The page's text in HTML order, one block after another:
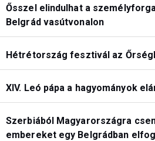
Ősszel elindulhat a
Belgrád vasútvonalon
Hétrétország fesztivál az
XIV. Leó pápa a hagyományok
Szerbiából Magyarországra
embereket egy Belgrádban